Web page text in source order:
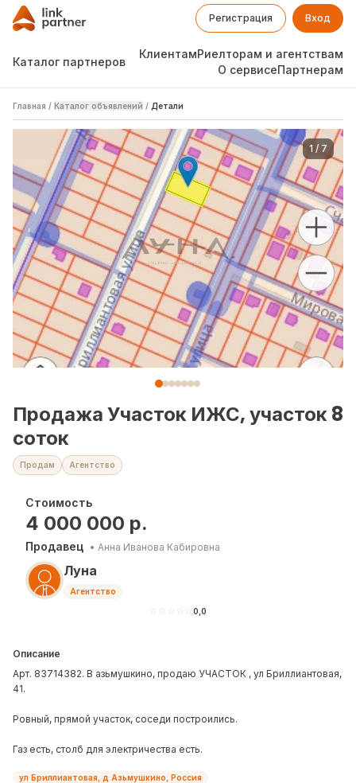
Регистрация Вход
Каталог партнеров
КлиентамРиелторам и агентствам
О сервисеПартнерам
Главная / Каталог объявлений / Детали
1 / 7
Продажа Участок ИЖС, участок 8
соток
Продам Агентство
Стоимость
4 000 000 р.
Продавец • Анна Иванова Кабировна
Луна
Агентство
0,0
Описание
Арт. 83714382. В азьмушкино, продаю УЧАСТОК , ул Бриллиантовая,
41.
Ровный, прямой участок, соседи построились.
Газ есть, столб для электричества есть.
ул Бриллиантовая, д Азьмушкино, Россия